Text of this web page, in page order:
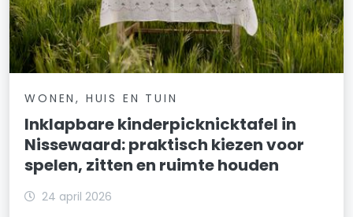
WONEN, HUIS EN TUIN
Inklapbare kinderpicknicktafel in
Nissewaard: praktisch kiezen voor
spelen, zitten en ruimte houden
24 april 2026